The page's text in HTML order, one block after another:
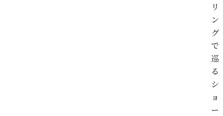
リ
ン
グ
で
巡
る
シ
ョ
ー